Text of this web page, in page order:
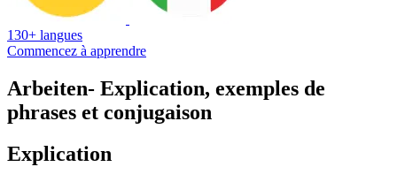
130+ langues
Commencez à apprendre
Arbeiten- Explication, exemples de
phrases et conjugaison
Explication